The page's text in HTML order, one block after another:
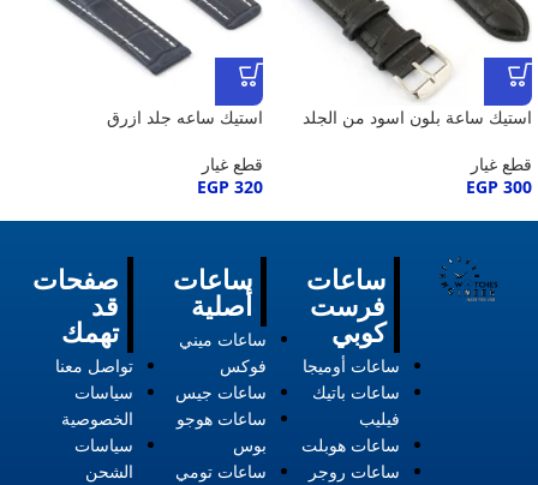
استيك ساعة بلون اسود من الجلد
قطع غيار
EGP 300
استيك ساعه جلد ازرق
قطع غيار
EGP 320
صفحات
قد
تهمك
تواصل معنا
سياسات
الخصوصية
سياسات
الشحن
ساعات
أصلية
ساعات ميني
فوكس
ساعات جيس
ساعات هوجو
بوس
ساعات تومي
ساعات
فرست
كوبي
ساعات أوميجا
ساعات باتيك
فيليب
ساعات هوبلت
ساعات روجر